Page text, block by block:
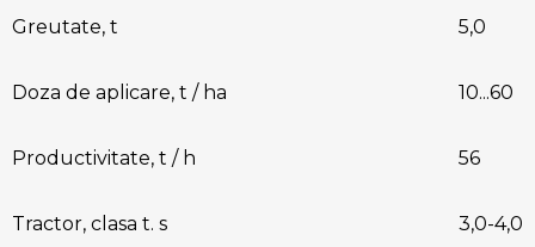
Greutate, t 5,0
Doza de aplicare, t / ha 10...60
Productivitate, t / h 56
Tractor, clasa t. s 3,0-4,0